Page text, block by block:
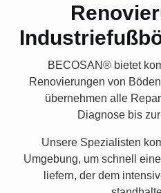
BECOSAN®bietet
Renovierungen von
übernehmen alle
Diagnose bis
Unsere Spezialisten
Umgebung, um schnell
liefern, der dem